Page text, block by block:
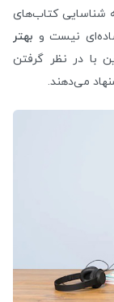
شناسایی کتاب‌های
نیست و بهتر
با در نظر گرفتن
می‌دهند.